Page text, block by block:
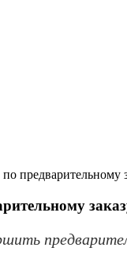
предварительному